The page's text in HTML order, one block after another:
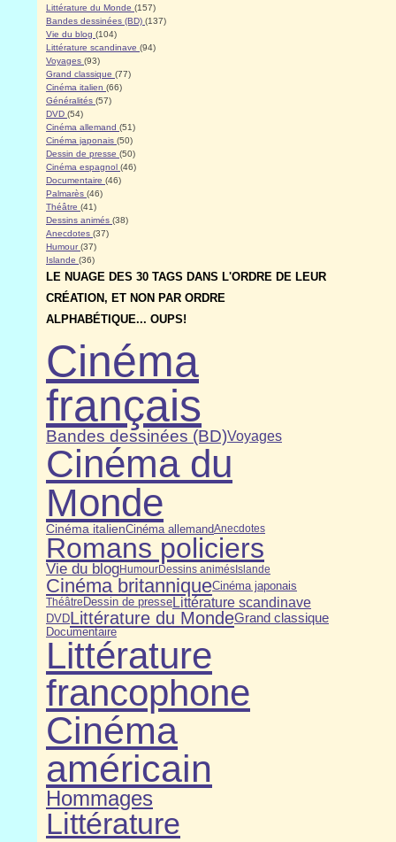
Littérature du Monde (157)
Bandes dessinées (BD) (137)
Vie du blog (104)
Littérature scandinave (94)
Voyages (93)
Grand classique (77)
Cinéma italien (66)
Généralités (57)
DVD (54)
Cinéma allemand (51)
Cinéma japonais (50)
Dessin de presse (50)
Cinéma espagnol (46)
Documentaire (46)
Palmarès (46)
Théâtre (41)
Dessins animés (38)
Anecdotes (37)
Humour(37)
Islande (36)
LE NUAGE DES 30 TAGS DANS L'ORDRE DE LEUR
CRÉATION, ET NON PAR ORDRE
ALPHABÉTIQUE... OUPS!
Cinéma
français
Bandes dessinées (BD)Voyages
Cinéma du
Monde
Cinéma italienCinéma allemandAnecdotes
Romans policiers
Vie du blogHumourDessins animés Islande
Cinéma britanniqueCinéma japonais
Théâtre Dessin de presseLittérature scandinave
DVDLittérature du MondeGrand classique
Documentaire
Littérature
francophone
Cinéma
américain
Hommages
Littérature